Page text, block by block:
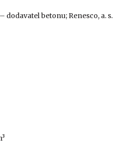
dodavatel betonu; Renesco, a. s.